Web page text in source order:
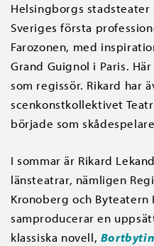
Helsingborgs stadsteater
Sveriges första
Farozonen, med
Grand Guignol i Paris.
som regissör. Rikard har
scenkonstkollektivet
började som
I sommar är Rikard
länsteatrar, nämligen
Kronoberg och Byteatern
samproducerar en
klassiska novell,